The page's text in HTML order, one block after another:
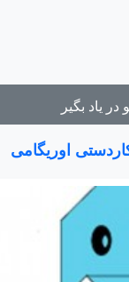
یاد بگیر
اوریگامی